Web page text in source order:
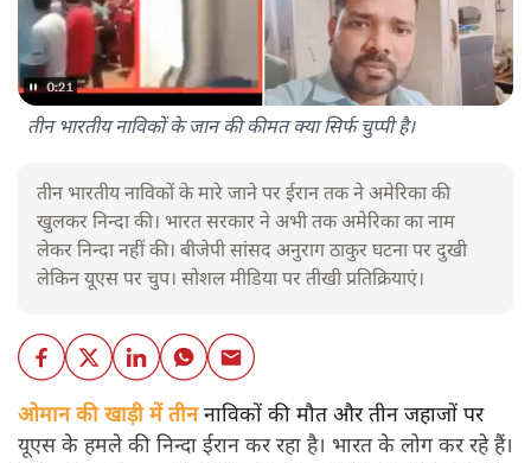
तीन भारतीय नाविकों के जान की कीमत क्या सिर्फ चुप्पी है।
तीन भारतीय नाविकों के मारे जाने पर ईरान तक ने अमेरिका की
खुलकर निन्दा की। भारत सरकार ने अभी तक अमेरिका का नाम
लेकर निन्दा नहीं की। बीजेपी सांसद अनुराग ठाकुर घटना पर दुखी
लेकिन यूएस पर चुप। सोशल मीडिया पर तीखी प्रतिक्रियाएं।
ओमान की खाड़ी में तीननाविकों की मौत और तीन जहाजों पर
यूएस के हमले की निन्दा ईरान कर रहा है। भारत के लोग कर रहे हैं।